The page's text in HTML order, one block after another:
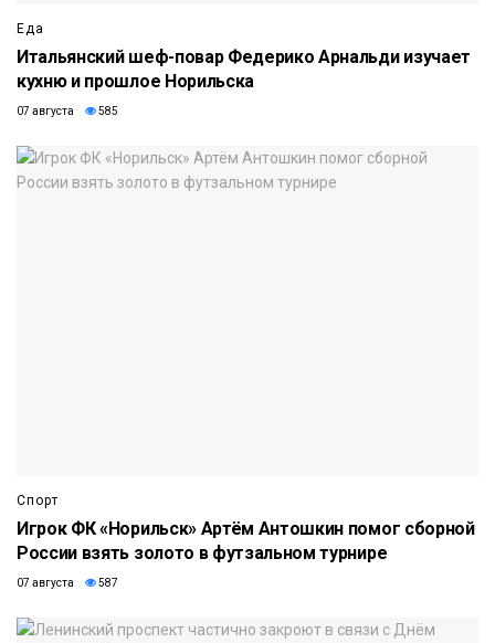
Еда
Итальянский шеф-повар Федерико Арнальди изучает
кухню и прошлое Норильска
07 августа 585
Спорт
Игрок ФК «Норильск» Артём Антошкин помог сборной
России взять золото в футзальном турнире
07 августа 587